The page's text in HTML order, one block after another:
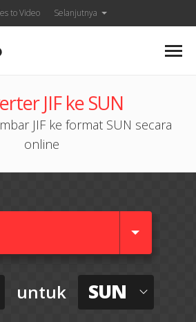
to Video Selanjutnya
JIF ke SUN
JIF ke format SUN secara
online
untuk SUN